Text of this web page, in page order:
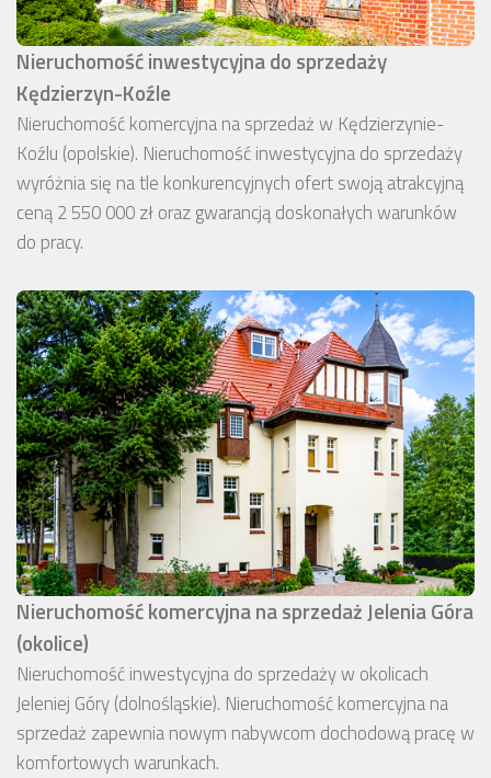
Nieruchomość inwestycyjna do sprzedaży
Kędzierzyn-Koźle
Nieruchomość komercyjna na sprzedaż w Kędzierzynie-
Koźlu (opolskie). Nieruchomość inwestycyjna do sprzedaży
wyróżnia się na tle konkurencyjnych ofert swoją atrakcyjną
ceną 2 550 000 zł oraz gwarancją doskonałych warunków
do pracy.
Nieruchomość komercyjna na sprzedaż Jelenia Góra
(okolice)
Nieruchomość inwestycyjna do sprzedaży w okolicach
Jeleniej Góry (dolnośląskie). Nieruchomość komercyjna na
sprzedaż zapewnia nowym nabywcom dochodową pracę w
komfortowych warunkach.